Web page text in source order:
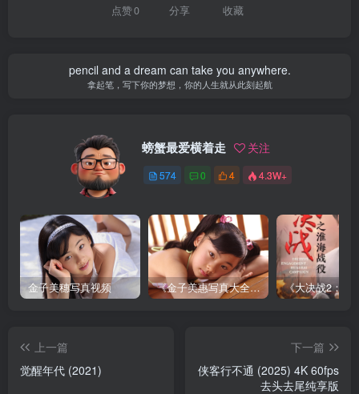
点赞0 分享 收藏
pencil and a dream can take you anywhere.
拿起笔，写下你的梦想，你的人生就从此刻起航
螃蟹最爱横着走 关注
574 0 4 4.3W+
金子美穗写真视频 《金子美惠写真大全》第一卷
上一篇
觉醒年代 (2021)
下一篇
侠客行不通 (2025) 4K 60fps
去头去尾纯享版